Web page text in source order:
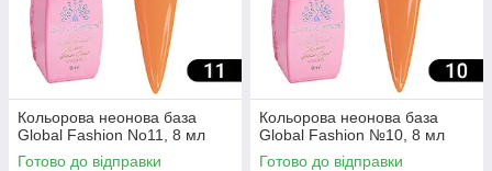
Кольорова неонова база
Global Fashion No11, 8 мл
Готово до відправки
Кольорова неонова база
Global Fashion №10, 8 мл
Готово до відправки